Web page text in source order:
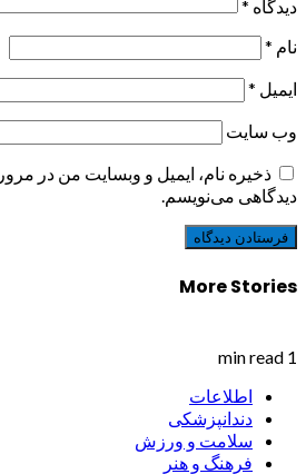
دیدگاه *
نام *
ایمیل *
وب‌ سایت
ذخیره نام، ایمیل و وبسایت من در
دیدگاهی می‌نویسم.
More Stories
1 min read
اطلاعات
دندانپزشکی
سلامت و ورزش
فرهنگ و هنر